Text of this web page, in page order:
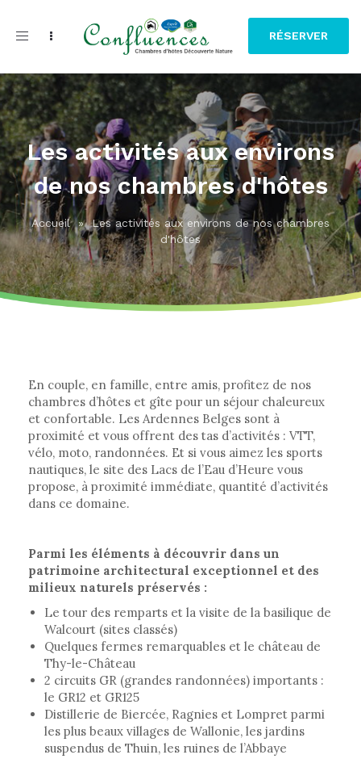
Toggle
RÉSERVER
Les activités aux environs
de nos chambres d'hôtes
Accueil»Les activités aux environs de nos chambres
d'hôtes
En couple, en famille, entre amis, profitez de nos
chambres d’hôtes et gîte pour un séjour chaleureux
et confortable. Les Ardennes Belges sont à
proximité et vous offrent des tas d’activités : VTT,
vélo, moto, randonnées. Et si vous aimez les sports
nautiques, le site des Lacs de l’Eau d’Heure vous
propose, à proximité immédiate, quantité d’activités
dans ce domaine.
Parmi les éléments à découvrir dans un
patrimoine architectural exceptionnel et des
milieux naturels préservés :
Le tour des remparts et la visite de la basilique de
Walcourt (sites classés)
Quelques fermes remarquables et le château de
Thy-le-Château
2 circuits GR (grandes randonnées) importants :
le GR12 et GR125
Distillerie de Biercée, Ragnies et Lompret parmi
les plus beaux villages de Wallonie, les jardins
suspendus de Thuin, les ruines de l’Abbaye